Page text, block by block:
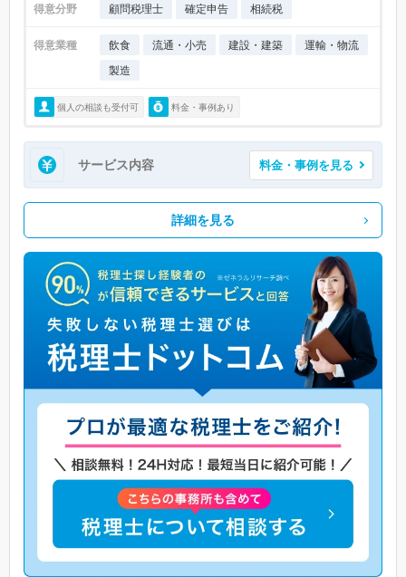
得意分野 顧問税理士 確定申告 相続税
得意業種 飲食 流通・小売 建設・建築
運輸・物流
製造
個人の相談も受付可 料金・事例あり
サービス内容 料金・事例を見る
詳細を見る